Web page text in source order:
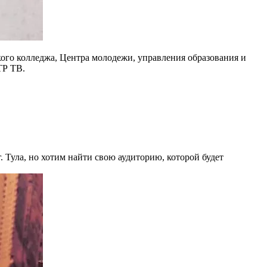
колледжа, Центра молодежи, управления образования и
ТВ.
Тула, но хотим найти свою аудиторию, которой будет